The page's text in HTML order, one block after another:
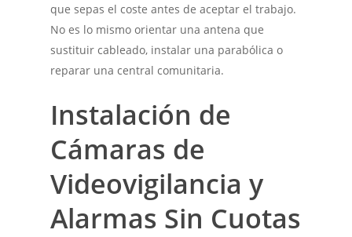
que sepas el coste antes de aceptar el trabajo.
No es lo mismo orientar una antena que
sustituir cableado, instalar una parabólica o
reparar una central comunitaria.
Instalación de
Cámaras de
Videovigilancia y
Alarmas Sin Cuotas